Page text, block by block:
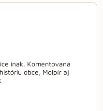
inak. Komentovaná
obce, Molpír aj